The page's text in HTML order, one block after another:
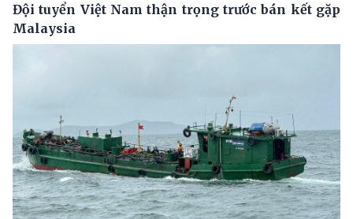
Đội tuyển Việt Nam thận trọng trước bán kết gặp
Malaysia